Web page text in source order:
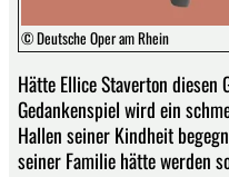
© Deutsche Oper am Rhein
Hätte Ellice Staverton diesen
Gedankenspiel wird ein
Hallen seiner Kindheit
seiner Familie hätte werden